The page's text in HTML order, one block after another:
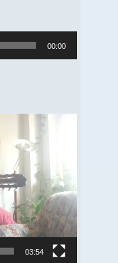
00:00
03:54